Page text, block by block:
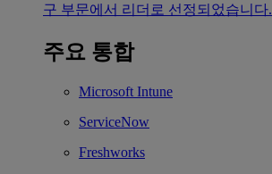
구 부문에서 리더로 선정되었습니다.
주요 통합
Microsoft Intune
ServiceNow
Freshworks